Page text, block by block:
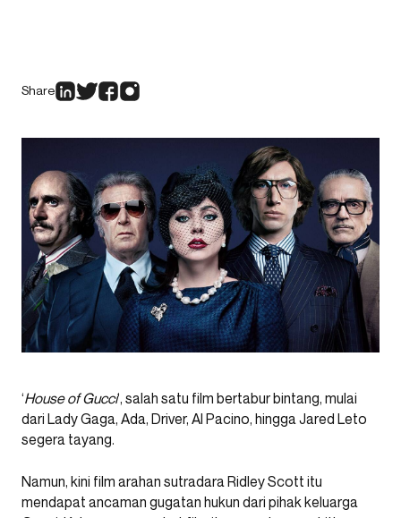
Share
‘House of Gucci‘, salah satu film bertabur bintang, mulai
dari Lady Gaga, Ada, Driver, Al Pacino, hingga Jared Leto
segera tayang.
Namun, kini film arahan sutradara Ridley Scott itu
mendapat ancaman gugatan hukun dari pihak keluarga